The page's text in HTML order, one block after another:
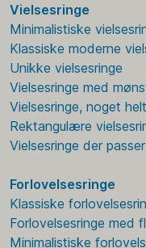
Vielsesringe
Minimalistiske
Klassiske moderne
Unikke vielsesringe
Vielsesringe med
Vielsesringe, noget
Rektangulære
Vielsesringe der
Forlovelsesringe
Klassiske
Forlovelsesringe med
Minimalistiske